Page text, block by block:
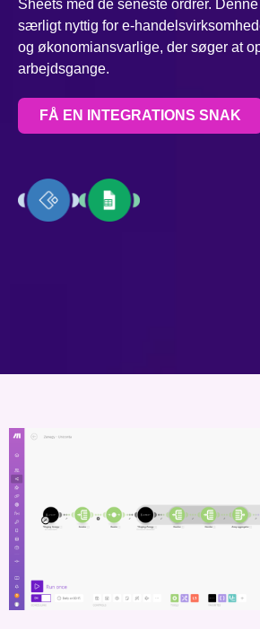
Sheets med de seneste ordrer.
særligt nyttig for e-
og økonomiansvarlige, der søger at
arbejdsgange.
FÅ EN INTEGRATIONS SNAK